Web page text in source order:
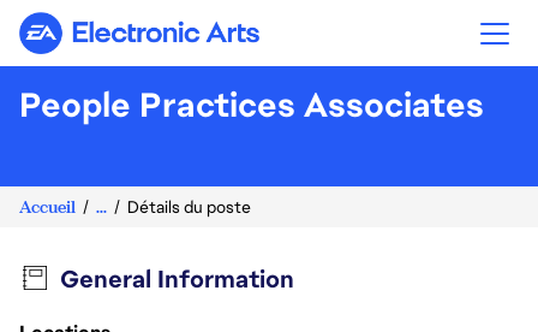
Electronic Arts
People Practices Associates
Accueil ... Détails du poste
General Information